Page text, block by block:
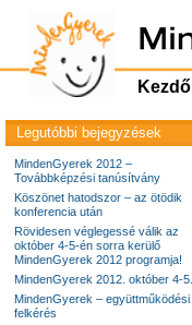
Kezdő
Legutóbbi bejegyzések
MindenGyerek 2012 –
Továbbképzési tanúsítvány
Köszönet hatodszor – az ötödik
konferencia után
Rövidesen véglegessé válik az
október 4-5-én sorra kerülő
MindenGyerek 2012 programja!
MindenGyerek 2012. október 4-5.
MindenGyerek – együttműködési
felkérés